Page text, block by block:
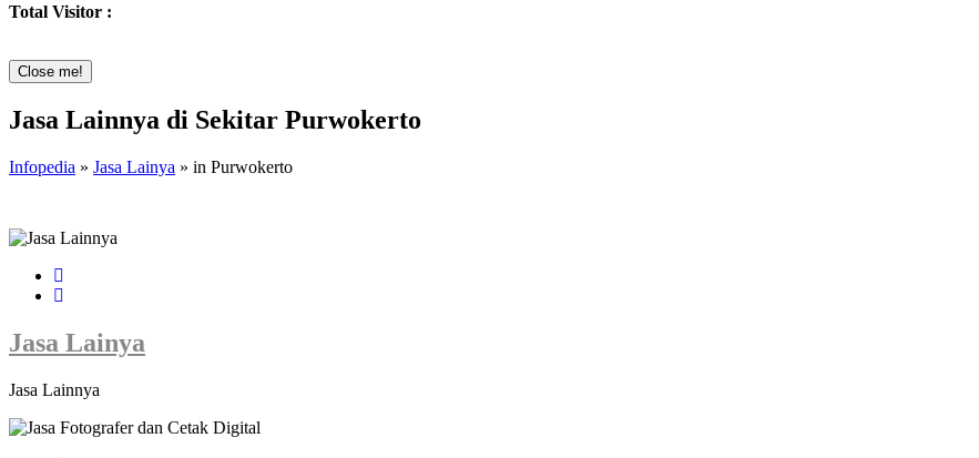
Total Visitor :
Close me!
Jasa Lainnya di Sekitar Purwokerto
Infopedia » Jasa Lainya » in Purwokerto
Jasa Lainya
Jasa Lainnya